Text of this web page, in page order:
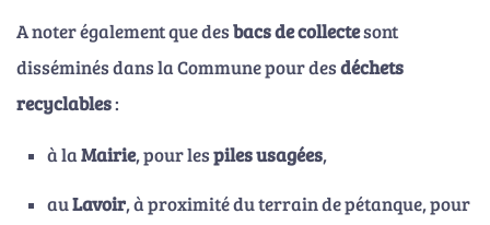
A noter également que desbacs de collectesont
disséminés dans la Commune pour desdéchets
recyclables:
à laMairie, pour lespiles usagées,
auLavoir, à proximité du terrain de pétanque, pour